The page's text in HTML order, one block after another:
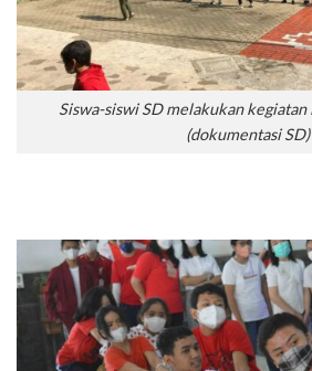
Siswa-siswi SD melakukan kegiatan
(dokumentasi SD)